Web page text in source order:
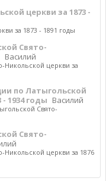
церкви за 1873 -
за 1873 - 1891 годы
Свято-
Василий
Никольской церкви за
по Латыгольской
1934 годы Василий
Свято-
Свято-
церкви за 1876